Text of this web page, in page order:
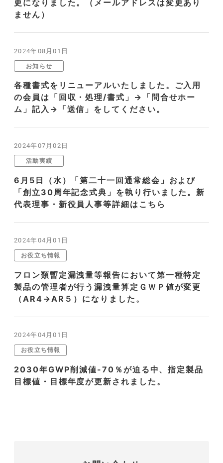
更になりました。（メールアドレスは変更あり
ません）
2024年08月01日
お知らせ
各種書式をリニューアルいたしました。ご入用
の会員は「回収・処理/書式」→「問合せホー
ム」記入→「送信」をしてください。
2024年07月02日
活動実績
6月5日（水）「第二十一回通常総会」および
「創立30周年記念式典」を執り行いました。新
代表理事・新役員人事等詳細はこちら
2024年04月01日
お役立ち情報
フロン類暫定漏洩量等報告において第一種特定
製品の管理者が行う漏洩量算定ＧＷＰ値が変更
（AR4→AR５）になりました。
2024年04月01日
お役立ち情報
2030年GWP削減値-70％が迫る中、指定製品
目標値・目標年度が更新されました。